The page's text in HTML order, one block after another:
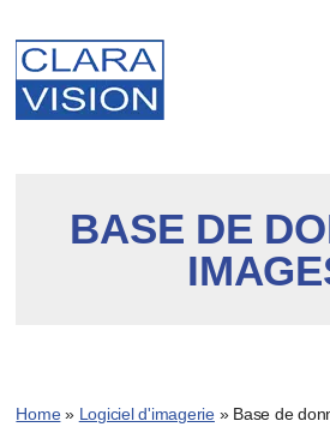
BASE DE
Home» Logiciel d'imagerie» Base de